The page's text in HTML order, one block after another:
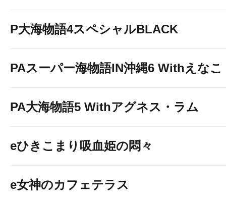
P大海物語4スペシャルBLACK
PAスーパー海物語IN沖縄6 Withえなこ
PA大海物語5 Withアグネス・ラム
eひきこまり吸血姫の悶々
e女神のカフェテラス